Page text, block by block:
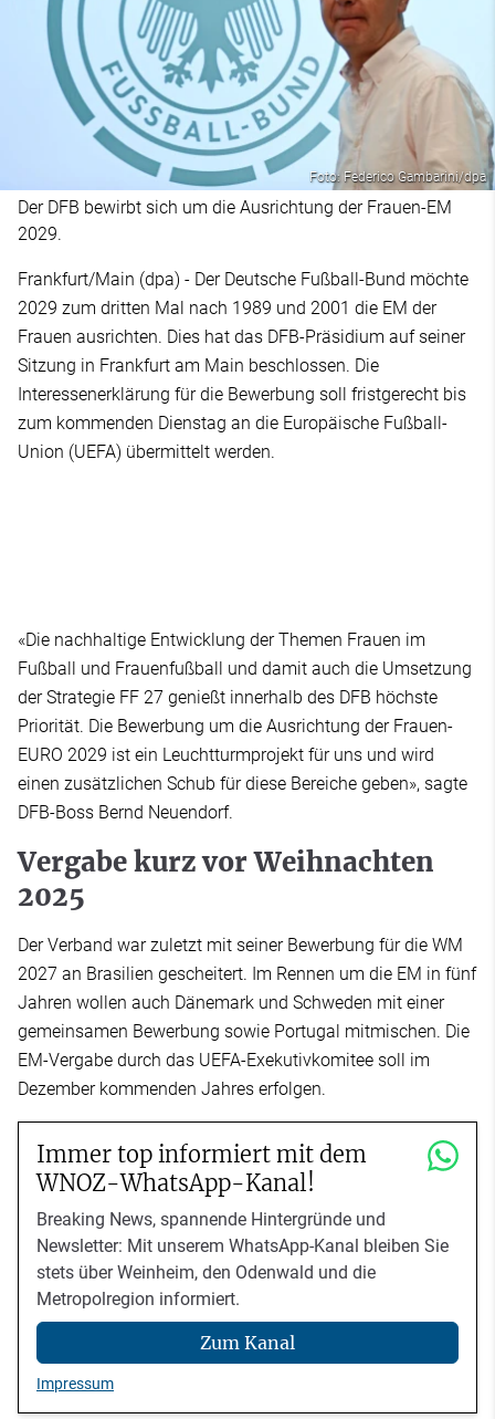
Foto: Federico Gambarini/dpa
Der DFB bewirbt sich um die Ausrichtung der Frauen-EM
2029.
Frankfurt/Main (dpa) - Der Deutsche Fußball-Bund möchte
2029 zum dritten Mal nach 1989 und 2001 die EM der
Frauen ausrichten. Dies hat das DFB-Präsidium auf seiner
Sitzung in Frankfurt am Main beschlossen. Die
Interessenerklärung für die Bewerbung soll fristgerecht bis
zum kommenden Dienstag an die Europäische Fußball-
Union (UEFA) übermittelt werden.
«Die nachhaltige Entwicklung der Themen Frauen im
Fußball und Frauenfußball und damit auch die Umsetzung
der Strategie FF 27 genießt innerhalb des DFB höchste
Priorität. Die Bewerbung um die Ausrichtung der Frauen-
EURO 2029 ist ein Leuchtturmprojekt für uns und wird
einen zusätzlichen Schub für diese Bereiche geben», sagte
DFB-Boss Bernd Neuendorf.
Vergabe kurz vor Weihnachten
2025
Der Verband war zuletzt mit seiner Bewerbung für die WM
2027 an Brasilien gescheitert. Im Rennen um die EM in fünf
Jahren wollen auch Dänemark und Schweden mit einer
gemeinsamen Bewerbung sowie Portugal mitmischen. Die
EM-Vergabe durch das UEFA-Exekutivkomitee soll im
Dezember kommenden Jahres erfolgen.
Immer top informiert mit dem
WNOZ-WhatsApp-Kanal!
Breaking News, spannende Hintergründe und
Newsletter: Mit unserem WhatsApp-Kanal bleiben Sie
stets über Weinheim, den Odenwald und die
Metropolregion informiert.
Zum Kanal
Impressum